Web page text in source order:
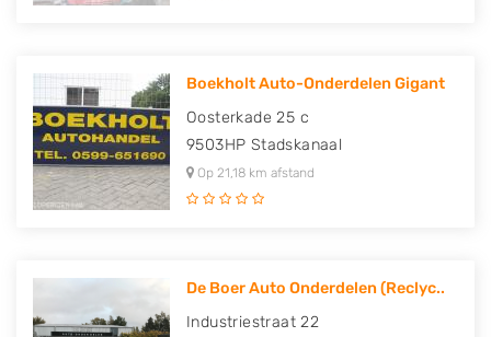
Boekholt Auto-Onderdelen Gigant
Oosterkade 25 c
9503HP Stadskanaal
Op 21,18 km afstand
De Boer Auto Onderdelen (Reclyc..
Industriestraat 22